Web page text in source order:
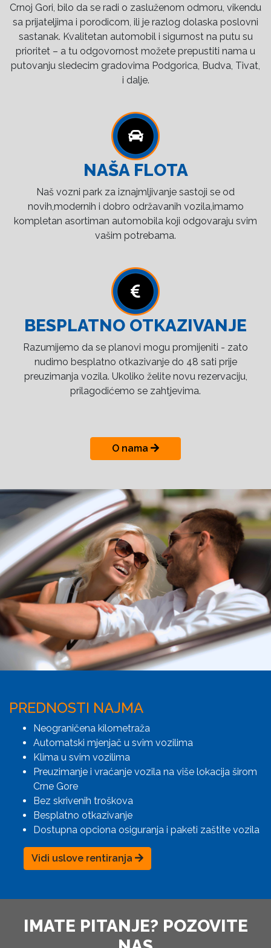
Crnoj Gori, bilo da se radi o zasluženom odmoru, vikendu
sa prijateljima i porodicom, ili je razlog dolaska poslovni
sastanak. Kvalitetan automobil i sigurnost na putu su
prioritet – a tu odgovornost možete prepustiti nama u
putovanju sledecim gradovima Podgorica, Budva, Tivat,
i dalje.
NAŠA FLOTA
Naš vozni park za iznajmljivanje sastoji se od
novih,modernih i dobro održavanih vozila,imamo
kompletan asortiman automobila koji odgovaraju svim
vašim potrebama.
BESPLATNO OTKAZIVANJE
Razumijemo da se planovi mogu promijeniti - zato
nudimo besplatno otkazivanje do 48 sati prije
preuzimanja vozila. Ukoliko želite novu rezervaciju,
prilagodićemo se zahtjevima.
O nama
PREDNOSTI NAJMA
Neograničena kilometraža
Automatski mjenjač u svim vozilima
Klima u svim vozilima
Preuzimanje i vraćanje vozila na više lokacija širom
Crne Gore
Bez skrivenih troškova
Besplatno otkazivanje
Dostupna opciona osiguranja i paketi zaštite vozila
Vidi uslove rentiranja
IMATE PITANJE? POZOVITE